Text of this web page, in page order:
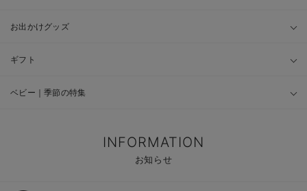
お出かけグッズ
ギフト
ベビー｜季節の特集
INFORMATION
お知らせ